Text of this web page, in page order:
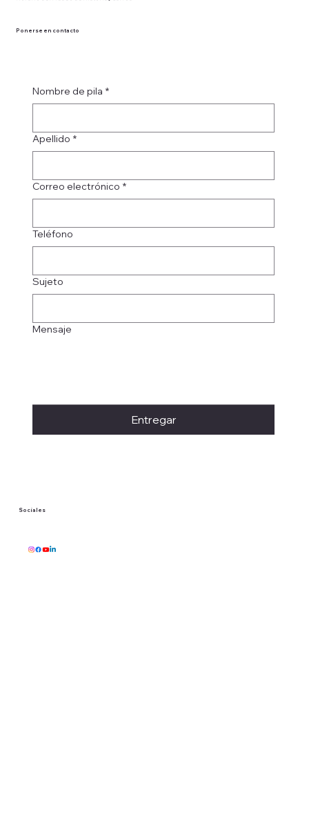
Sociales
Ponerse en contacto
Nombre de pila *
Apellido *
Correo electrónico *
Teléfono
Sujeto
Mensaje
Entregar